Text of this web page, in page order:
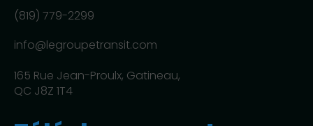
(819) 779-2299
info@legroupetransit.com
165 Rue Jean-Proulx, Gatineau,
QC J8Z 1T4